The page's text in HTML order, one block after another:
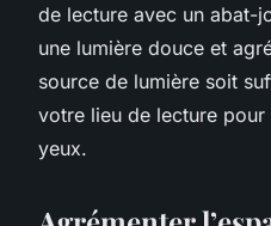
de lecture avec un abat-
une lumière douce et
source de lumière soit
votre lieu de lecture
yeux.